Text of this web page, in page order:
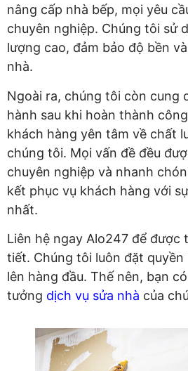
nâng cấp nhà bếp, mọi yêu
chuyên nghiệp. Chúng tôi sử
lượng cao, đảm bảo độ bền
nhà.
Ngoài ra, chúng tôi còn cung
hành sau khi hoàn thành
khách hàng yên tâm về chất
chúng tôi. Mọi vấn đề đều
chuyên nghiệp và nhanh
kết phục vụ khách hàng với
nhất.
Liên hệ ngay Alo247 để được
tiết. Chúng tôi luôn đặt quyền
lên hàng đầu. Thế nên, bạn
tưởng dịch vụ sửa nhà của